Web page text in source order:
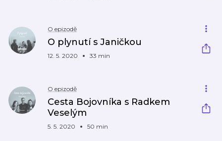
O epizodě
O plynutí s Janičkou
12. 5. 2020 33 min
O epizodě
Cesta Bojovníka s Radkem
Veselým
5. 5. 2020 50 min